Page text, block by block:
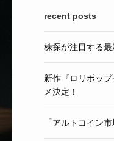
recent posts
株探が注目する
新作『ロリポッ
メ決定！
「アルトコイン